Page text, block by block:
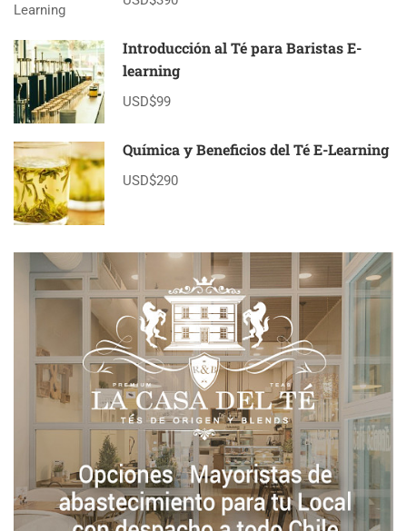
Introducción al Té para Baristas E-
learning
USD$99
Química y Beneficios del Té E-Learning
USD$290